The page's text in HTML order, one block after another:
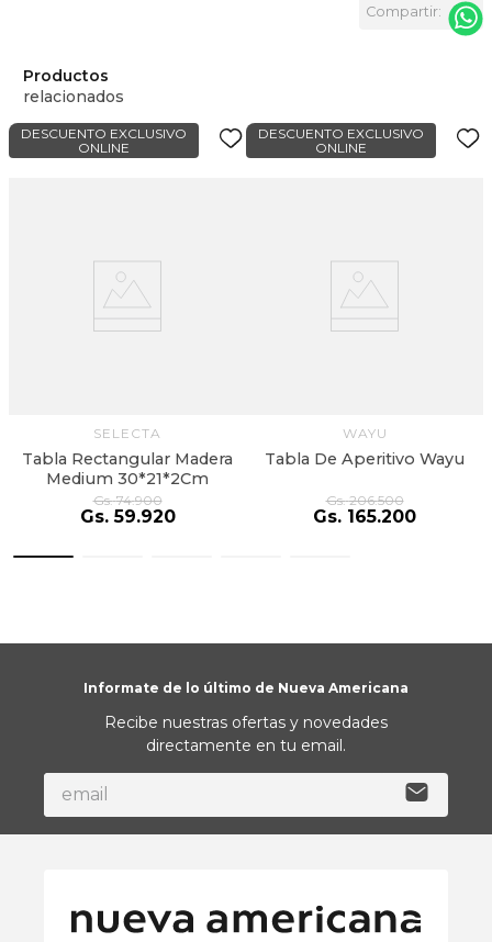
Productos
relacionados
DESCUENTO EXCLUSIVO
ONLINE
SELECTA
Tabla Rectangular Madera
Medium 30*21*2Cm
Gs. 74.900
Gs. 59.920
DESCUENTO EXCLUSIVO
ONLINE
WAYU
Tabla De Aperitivo Wayu
Gs. 206.500
Gs. 165.200
Informate de lo último de Nueva Americana
Recibe nuestras ofertas y novedades
directamente en tu email.